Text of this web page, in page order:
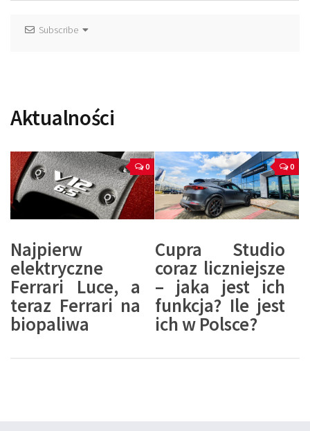
Subscribe
Aktualności
0
Najpierw
elektryczne
Ferrari Luce, a
teraz Ferrari na
biopaliwa
0
Cupra Studio
coraz liczniejsze
– jaka jest ich
funkcja? Ile jest
ich w Polsce?